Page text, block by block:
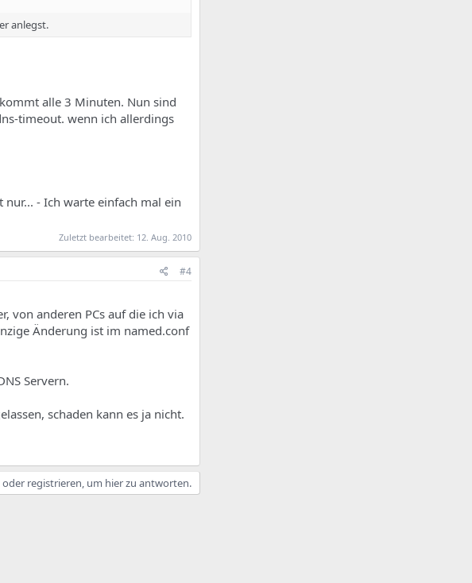
anlegst.
alle 3 Minuten. Nun sind
timeout. wenn ich allerdings
nur... - Ich warte einfach mal ein
Zuletzt bearbeitet: 12. Aug. 2010
#4
von anderen PCs auf die ich via
Änderung ist im named.conf
Servern.
schaden kann es ja nicht.
registrieren, um hier zu antworten.